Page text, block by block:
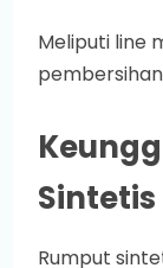
Meliputi line
Rumput